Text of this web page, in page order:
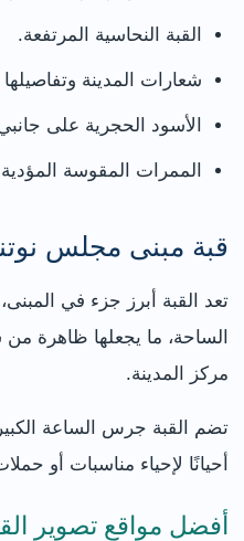
القبة النحاسية المرتفعة.
شعارات المدينة وتفاصيلها
الأسود الحجرية على
الممرات المقوسة
قبة مبنى مجلس
الساحة، ما يجعلها ظاهرة
مركز المدينة.
تضم القبة جرس الساعة
أحيانًا لإحياء مناسبات أو
أفضل مواقع تصوير